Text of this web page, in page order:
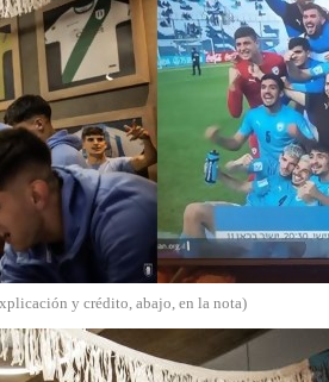
y crédito, abajo, en la nota)